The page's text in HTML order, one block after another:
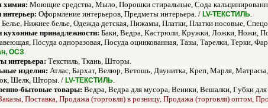
химия: Моющие средства, Мыло, Порошки стиральные, Сода
интерьер: Оформление интерьеров, Предметы интерьера. / LV-ТЕКСТИЛЬ.
Белье, Нижнее белье, Одежда детская, Пижамы, Платки, Платки носовые,
кухонные принадлежности: Баки, Ведра, Кастрюли, Кружки, Ложки, Ножи,
Посуда одноразовая, Посуда оцинкованная, Тазы, Тарелки, Терки,
ОСЗ.
интерьера: Текстиль, Ткань, Шторы.
изделия: Атлас, Бархат, Велюр, Ветошь, Двунитка, Креп, Марля,
Шелк, Шторы. / LV-ТЕКСТИЛЬ.
бытовые товары: Ведра, Ведра для мусора, Веники, Вешалки, Губки
Поставка, Продажа (торговля) в розницу, Продажа (торговля) оптом,